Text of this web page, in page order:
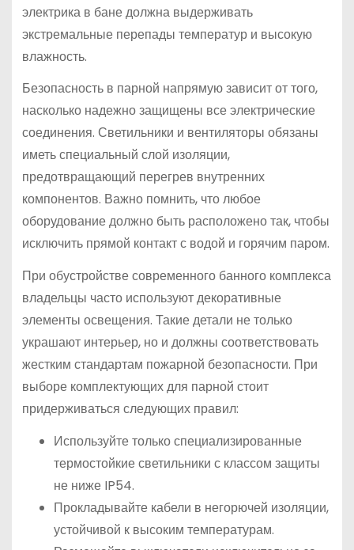
электрика в бане должна выдерживать
экстремальные перепады температур и высокую
влажность.
Безопасность в парной напрямую зависит от того,
насколько надежно защищены все электрические
соединения. Светильники и вентиляторы обязаны
иметь специальный слой изоляции,
предотвращающий перегрев внутренних
компонентов. Важно помнить, что любое
оборудование должно быть расположено так, чтобы
исключить прямой контакт с водой и горячим паром.
При обустройстве современного банного комплекса
владельцы часто используют декоративные
элементы освещения. Такие детали не только
украшают интерьер, но и должны соответствовать
жестким стандартам пожарной безопасности. При
выборе комплектующих для парной стоит
придерживаться следующих правил:
Используйте только специализированные
термостойкие светильники с классом защиты
не ниже IP54.
Прокладывайте кабели в негорючей изоляции,
устойчивой к высоким температурам.